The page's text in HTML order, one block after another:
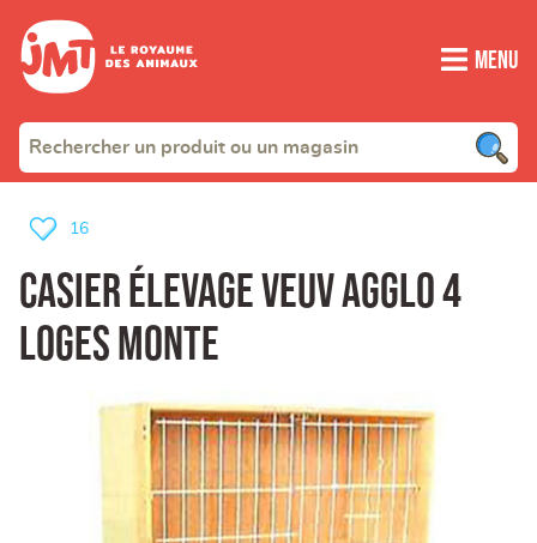
Menu
casier élevage veuv agglo 4
loges monte
16